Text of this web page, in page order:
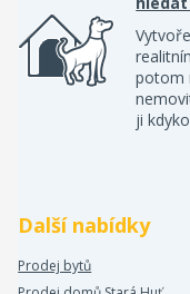
potom
ji
Další nabídky
Prodej bytů